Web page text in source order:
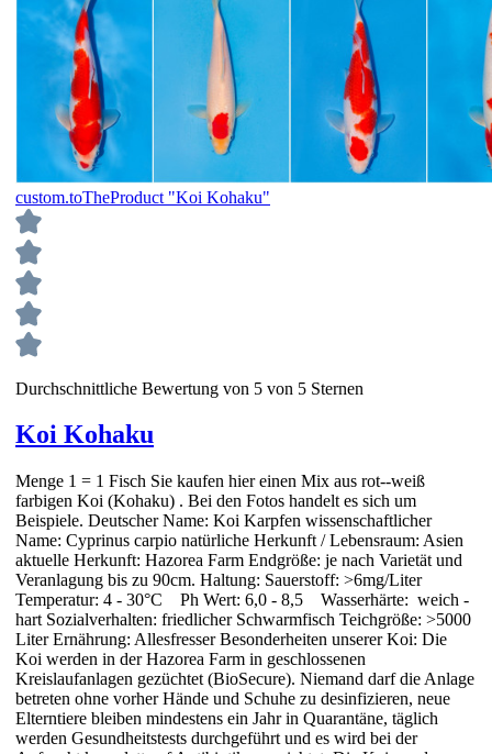
custom.toTheProduct "Koi Kohaku"
Durchschnittliche Bewertung von 5 von 5 Sternen
Koi Kohaku
Menge 1 = 1 Fisch Sie kaufen hier einen Mix aus rot--weiß
farbigen Koi (Kohaku) . Bei den Fotos handelt es sich um
Beispiele. Deutscher Name: Koi Karpfen wissenschaftlicher
Name: Cyprinus carpio natürliche Herkunft / Lebensraum: Asien
aktuelle Herkunft: Hazorea Farm Endgröße: je nach Varietät und
Veranlagung bis zu 90cm. Haltung: Sauerstoff: >6mg/Liter
Temperatur: 4 - 30°C Ph Wert: 6,0 - 8,5 Wasserhärte: weich -
hart Sozialverhalten: friedlicher Schwarmfisch Teichgröße: >5000
Liter Ernährung: Allesfresser Besonderheiten unserer Koi: Die
Koi werden in der Hazorea Farm in geschlossenen
Kreislaufanlagen gezüchtet (BioSecure). Niemand darf die Anlage
betreten ohne vorher Hände und Schuhe zu desinfizieren, neue
Elterntiere bleiben mindestens ein Jahr in Quarantäne, täglich
werden Gesundheitstests durchgeführt und es wird bei der